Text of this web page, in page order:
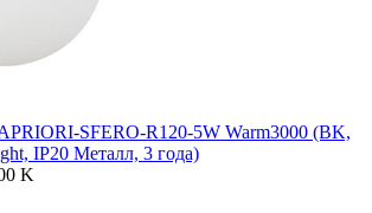
SFERO-R120-5W Warm3000 (BK,
IP20 Металл, 3 года)
K